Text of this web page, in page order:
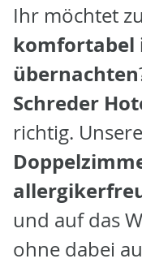
Ihr möchtet
komfortabel
übernachten
Schreder
richtig. Unsere
und auf das
ohne dabei